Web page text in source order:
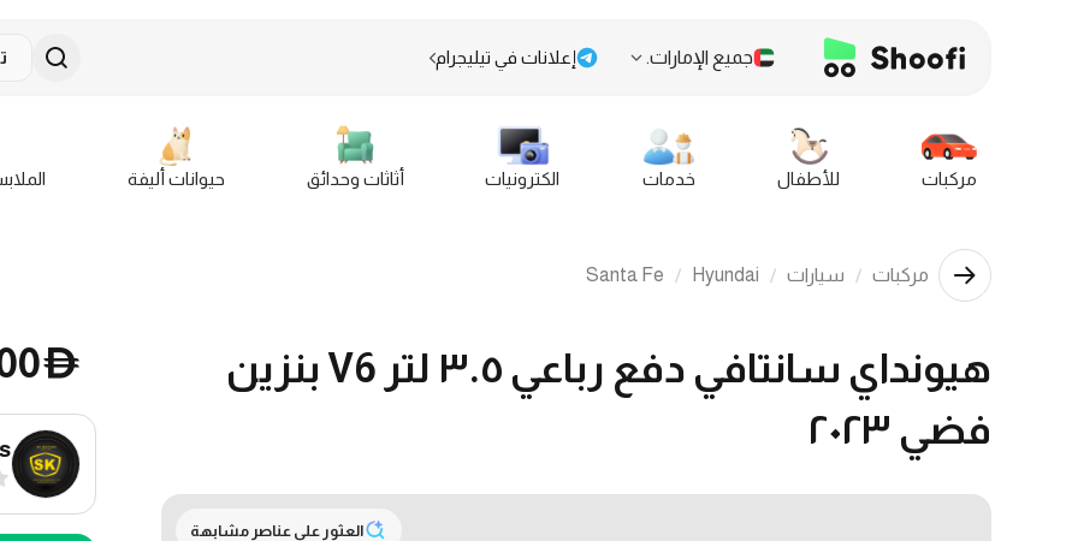
جميع الإمارات. إعلانات في تيليجرام
مركبات للأطفال خدمات الكترونيات أثاثات وحدائق حيوانات أليفة
مركبات سيارات Hyundai
Santa Fe
هیونداي سانتافي دفع رباعي ٣.٥ لتر V6 بنزين
فضي ٢٠٢٣
العثور على عناصر مشابهة
D